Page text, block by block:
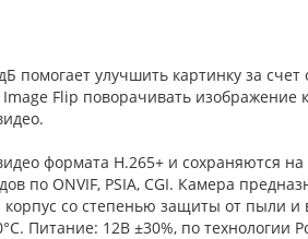
помогает улучшить картинку за
Flip поворачивать изображение
формата H.265+ и сохраняются на
по ONVIF, PSIA, CGI. Камера
со степенью защиты от пыли и
Питание: 12В ±30%, по технологии